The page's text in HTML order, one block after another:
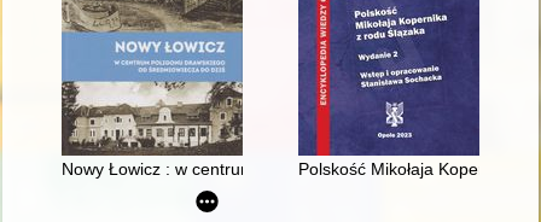
Nowy Łowicz : w centrum poligonu drawskiego od
Polskość Mikołaja Kopernika z